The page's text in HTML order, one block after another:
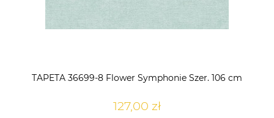
TAPETA 36699-8 Flower Symphonie Szer. 106 cm
127,00 zł